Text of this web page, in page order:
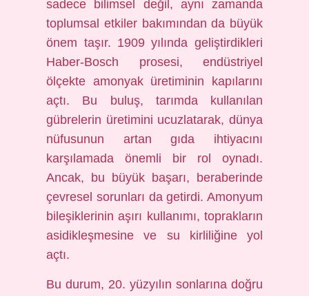
sadece bilimsel değil, aynı zamanda
toplumsal etkiler bakımından da büyük
önem taşır. 1909 yılında geliştirdikleri
Haber-Bosch prosesi, endüstriyel
ölçekte amonyak üretiminin kapılarını
açtı. Bu buluş, tarımda kullanılan
gübrelerin üretimini ucuzlatarak, dünya
nüfusunun artan gıda ihtiyacını
karşılamada önemli bir rol oynadı.
Ancak, bu büyük başarı, beraberinde
çevresel sorunları da getirdi. Amonyum
bileşiklerinin aşırı kullanımı, toprakların
asidikleşmesine ve su kirliliğine yol
açtı.
Bu durum, 20. yüzyılın sonlarına doğru